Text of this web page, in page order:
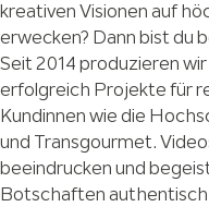
kreativen Visionen auf
erwecken? Dann bist du
Seit 2014 produzieren
erfolgreich Projekte für
Kundinnen wie die
und Transgourmet.
beeindrucken und
Botschaften